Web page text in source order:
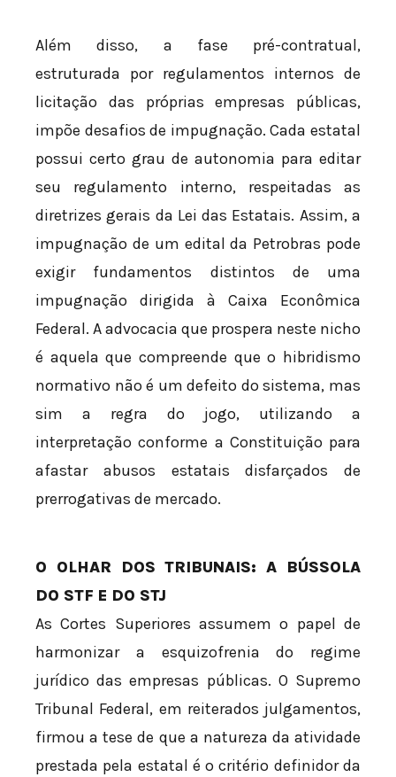
Além disso, a fase pré-contratual,
estruturada por regulamentos internos de
licitação das próprias empresas públicas,
impõe desafios de impugnação. Cada estatal
possui certo grau de autonomia para editar
seu regulamento interno, respeitadas as
diretrizes gerais da Lei das Estatais. Assim, a
impugnação de um edital da Petrobras pode
exigir fundamentos distintos de uma
impugnação dirigida à Caixa Econômica
Federal. A advocacia que prospera neste nicho
é aquela que compreende que o hibridismo
normativo não é um defeito do sistema, mas
sim a regra do jogo, utilizando a
interpretação conforme a Constituição para
afastar abusos estatais disfarçados de
prerrogativas de mercado.
O OLHAR DOS TRIBUNAIS: A BÚSSOLA
DO STF E DO STJ
As Cortes Superiores assumem o papel de
harmonizar a esquizofrenia do regime
jurídico das empresas públicas. O Supremo
Tribunal Federal, em reiterados julgamentos,
firmou a tese de que a natureza da atividade
prestada pela estatal é o critério definidor da